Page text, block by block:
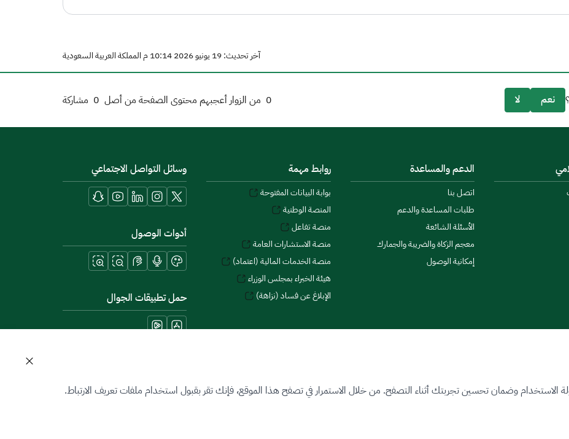
آخر تحديث: 19 يونيو 2026 10:14 م المملكة العربية السعودية
0 من الزوار أعجبهم محتوى الصفحة من أصل 0 مشاركة نعم لا
الدعم والمساعدة
اتصل بنا
طلبات المساعدة والدعم
الأسئلة الشائعة
معجم الزكاة والضريبة والجمارك
إمكانية الوصول
روابط مهمة
بوابة البيانات المفتوحة
المنصة الوطنية
منصة تفاعل
منصة الاستشارات العامة
منصة الخدمات المالية (اعتماد)
هيئة الخبراء بمجلس الوزراء
الإبلاغ عن فساد (نزاهة)
وسائل التواصل الاجتماعي
أدوات الوصول
حمل تطبيقات الجوال
الاستخدام وضمان تحسين تجربتك أثناء التصفح. من خلال الاستمرار في تصفح هذا الموقع، فإنك تقر بقبول استخدام ملفات تعريف الارتباط.